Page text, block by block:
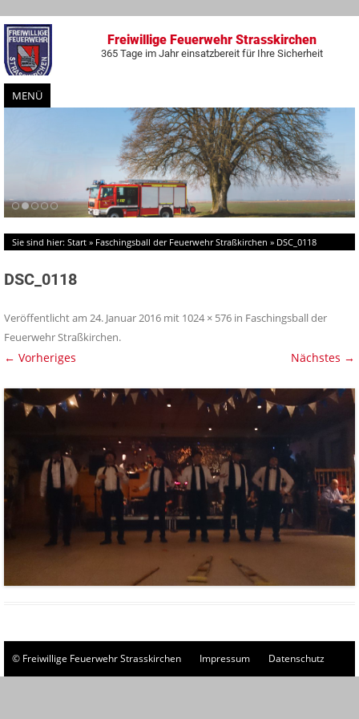
Freiwillige Feuerwehr Strasskirchen
365 Tage im Jahr einsatzbereit für Ihre Sicherheit
MENÜ
Zum
Inhalt
springen
Sie sind hier: Start » Faschingsball der Feuerwehr Straßkirchen » DSC_0118
DSC_0118
Veröffentlicht am 24. Januar 2016 mit 1024 × 576 in Faschingsball der
Feuerwehr Straßkirchen.
← Vorheriges Nächstes →
© Freiwillige Feuerwehr Strasskirchen Impressum Datenschutz